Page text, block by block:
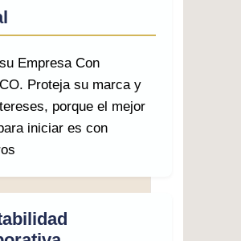
Empresa Con
Proteja su marca y
porque el mejor
iniciar es con